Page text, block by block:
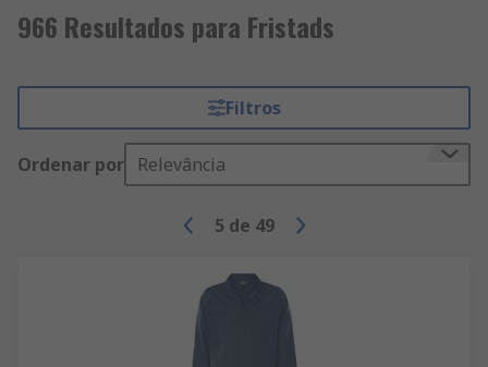
966 Resultados para Fristads
Filtros
Ordenar por Relevância
5 de 49